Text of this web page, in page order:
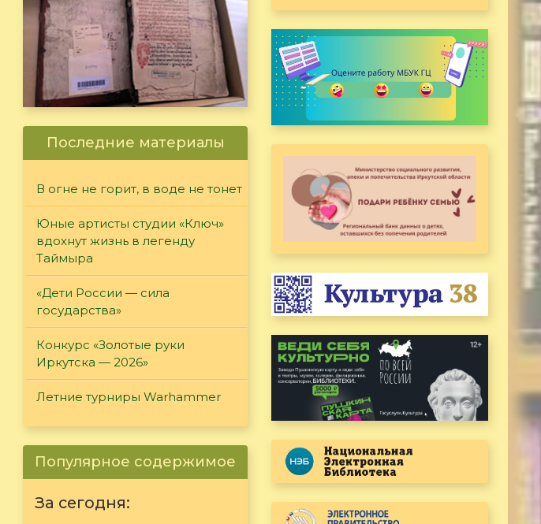
Последние материалы
В огне не горит, в воде не тонет
Юные артисты студии «Ключ»
вдохнут жизнь в легенду
Таймыра
«Дети России — сила
государства»
Конкурс «Золотые руки
Иркутска — 2026»
Летние турниры Warhammer
Популярное содержимое
За сегодня: